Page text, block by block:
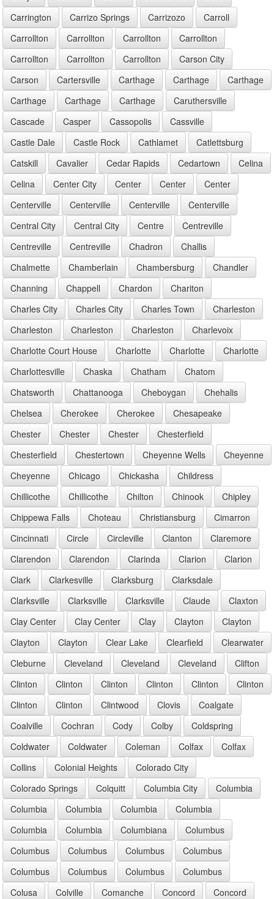
Carrington
Carrizo Springs Carrizozo
Carroll
Carrollton
Carrollton Carrollton
Carrollton
Carrollton
Carrollton Carrollton
Carson City
Carson
Cartersville Carthage Carthage
Carthage
Carthage
Carthage Carthage
Caruthersville
Cascade
Casper Cassopolis
Cassville
Castle Dale
Castle Rock Cathlamet
Catlettsburg
Catskill
Cavalier Cedar Rapids Cedartown
Celina
Celina
Center City Center Center
Center
Centerville
Centerville Centerville
Centerville
Central City
Central City Centre
Centreville
Centreville
Centreville Chadron
Challis
Chalmette
Chamberlain Chambersburg
Chandler
Channing
Chappell Chardon
Chariton
Charles City
Charles City Charles Town
Charleston
Charleston
Charleston Charleston
Charlevoix
Charlotte Court House
Charlotte Charlotte
Charlotte
Charlottesville
Chaska Chatham
Chatom
Chatsworth
Chattanooga Cheboygan
Chehalis
Chelsea
Cherokee Cherokee
Chesapeake
Chester
Chester Chester
Chesterfield
Chesterfield
Chestertown Cheyenne Wells
Cheyenne
Cheyenne
Chicago Chickasha
Childress
Chillicothe
Chillicothe Chilton Chinook
Chipley
Chippewa Falls
Choteau Christiansburg
Cimarron
Cincinnati
Circle Circleville Clanton
Claremore
Clarendon
Clarendon Clarinda Clarion
Clarion
Clark
Clarkesville Clarksburg
Clarksdale
Clarksville
Clarksville Clarksville Claude
Claxton
Clay Center
Clay Center Clay Clayton
Clayton
Clayton
Clayton Clear Lake Clearfield
Clearwater
Cleburne
Cleveland Cleveland Cleveland
Clifton
Clinton
Clinton Clinton Clinton Clinton
Clinton
Clinton
Clinton Clintwood Clovis
Coalgate
Coalville
Cochran Cody Colby
Coldspring
Coldwater
Coldwater Coleman Colfax
Colfax
Collins
Colonial Heights
Colorado City
Colorado Springs
Colquitt Columbia City
Columbia
Columbia
Columbia Columbia
Columbia
Columbia
Columbia Columbiana
Columbus
Columbus
Columbus Columbus
Columbus
Columbus
Columbus Columbus
Columbus
Colusa
Colville Comanche Concord
Concord